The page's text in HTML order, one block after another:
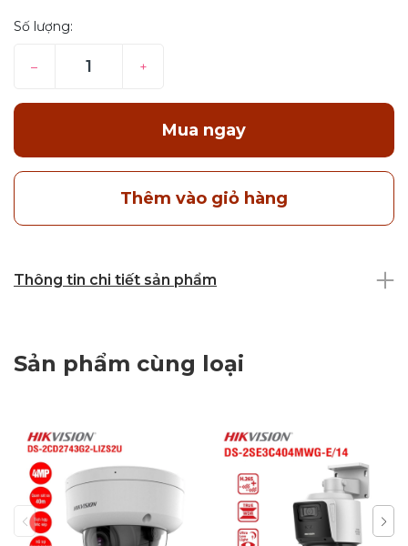
Số lượng:
– +
Mua ngay
Thêm vào giỏ hàng
Thông tin chi tiết sản phẩm
Sản phẩm cùng loại